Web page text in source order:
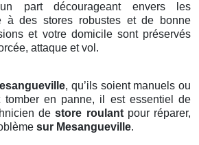
part décourageant envers les
à des stores robustes et de bonne
et votre domicile sont préservés
attaque et vol.
, qu’ils soient manuels ou
tomber en panne, il est essentiel de
destore roulantpour réparer,
sur Mesangueville.